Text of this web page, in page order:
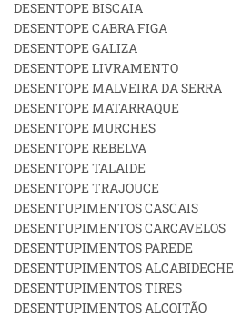
DESENTOPE BISCAIA
DESENTOPE CABRA FIGA
DESENTOPE GALIZA
DESENTOPE LIVRAMENTO
DESENTOPE MALVEIRA DA SERRA
DESENTOPE MATARRAQUE
DESENTOPE MURCHES
DESENTOPE REBELVA
DESENTOPE TALAIDE
DESENTOPE TRAJOUCE
DESENTUPIMENTOS CASCAIS
DESENTUPIMENTOS CARCAVELOS
DESENTUPIMENTOS PAREDE
DESENTUPIMENTOS ALCABIDECHE
DESENTUPIMENTOS TIRES
DESENTUPIMENTOS ALCOITÃO